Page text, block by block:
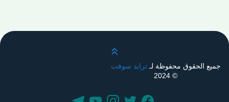
قم بالتمرير لأعلى
جميع الحقوق محفوظة لـترايد سوفت
© 2024